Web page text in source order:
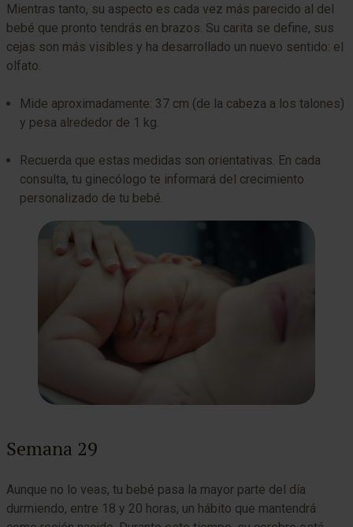
Mientras tanto, su aspecto es cada vez más parecido al del
bebé que pronto tendrás en brazos. Su carita se define, sus
cejas son más visibles y ha desarrollado un nuevo sentido: el
olfato.
Mide aproximadamente: 37 cm (de la cabeza a los talones)
y pesa alrededor de 1 kg.
Recuerda que estas medidas son orientativas. En cada
consulta, tu ginecólogo te informará del crecimiento
personalizado de tu bebé.
Semana 29
Aunque no lo veas, tu bebé pasa la mayor parte del día
durmiendo, entre 18 y 20 horas, un hábito que mantendrá